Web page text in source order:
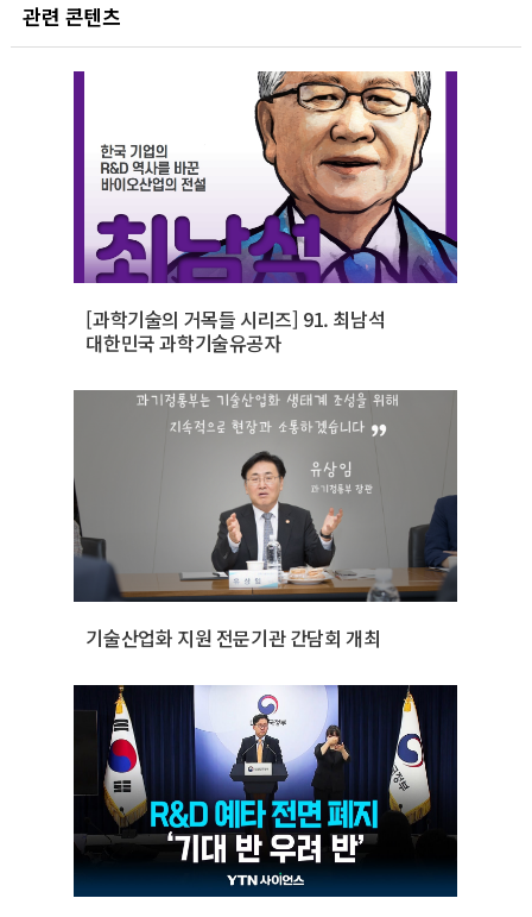
관련 콘텐츠
[과학기술의 거목들 시리즈] 91. 최남석
대한민국 과학기술유공자
기술산업화 지원 전문기관 간담회 개최